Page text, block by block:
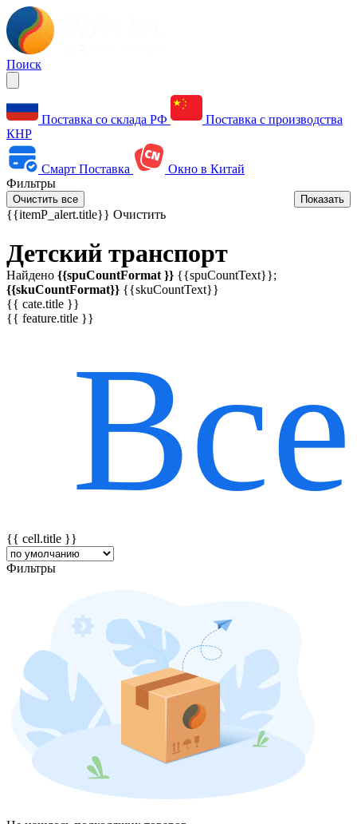
Поиск
Поставка со склада РФ
Поставка с производства
КНР
Смарт Поставка
Окно в Китай
Фильтры
Очистить все Показать
{{itemP_alert.title}} Очистить
Детский транспорт
Найдено {{spuCountFormat }} {{spuCountText}};
{{skuCountFormat}} {{skuCountText}}
{{ cate.title }}
{{ feature.title }}
{{ featureTitle }}
Все
{{ cell.title }}
Фильтры